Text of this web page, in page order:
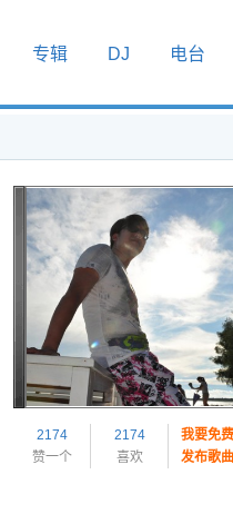
专辑 DJ 电台
2174
赞一个
2174
喜欢
我要免费
发布歌曲